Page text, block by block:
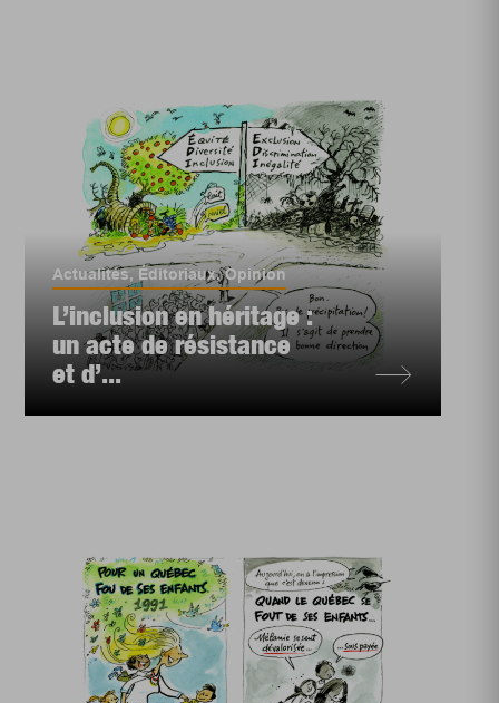
Actualités, Éditoriaux,Opinion
L’inclusion en héritage :
un acte de résistance
et d’...